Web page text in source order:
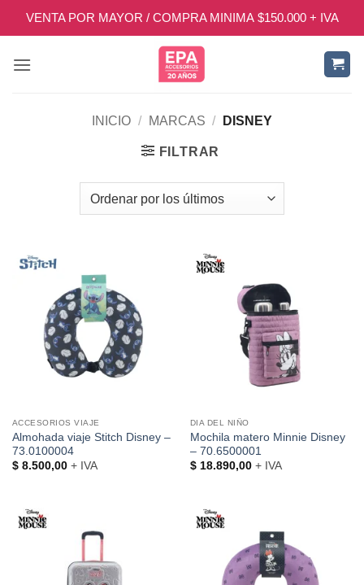
VENTA POR MAYOR / COMPRA MINIMA $150.000 + IVA
INICIO / MARCAS / DISNEY
FILTRAR
ACCESORIOS VIAJE
Almohada viaje Stitch Disney –
73.0100004
$8.500,00+ IVA
DIA DEL NIÑO
Mochila matero Minnie Disney
– 70.6500001
$18.890,00+ IVA